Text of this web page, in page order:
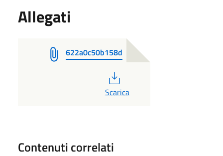
Allegati
622a0c50b158d
PDF
Scarica
Contenuti correlati